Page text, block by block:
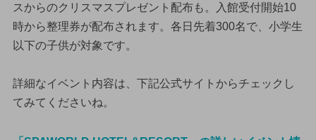
スからのクリスマスプレゼント配布も。入館受付開始10
時から整理券が配布されます。各日先着300名で、小学生
以下の子供が対象です。
詳細なイベント内容は、下記公式サイトからチェックし
てみてくださいね。